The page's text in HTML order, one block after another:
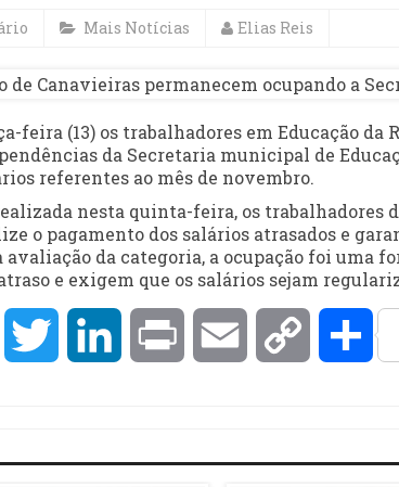
Mais Notícias Elias Reis
feira (13) os trabalhadores em Educação
da Secretaria municipal de
referentes ao mês de novembro.
nesta quinta-feira, os
o pagamento dos salários atrasados e
da categoria, a ocupação foi uma
e exigem que os salários sejam
MessengerTwitter LinkedInPrint Email Copy